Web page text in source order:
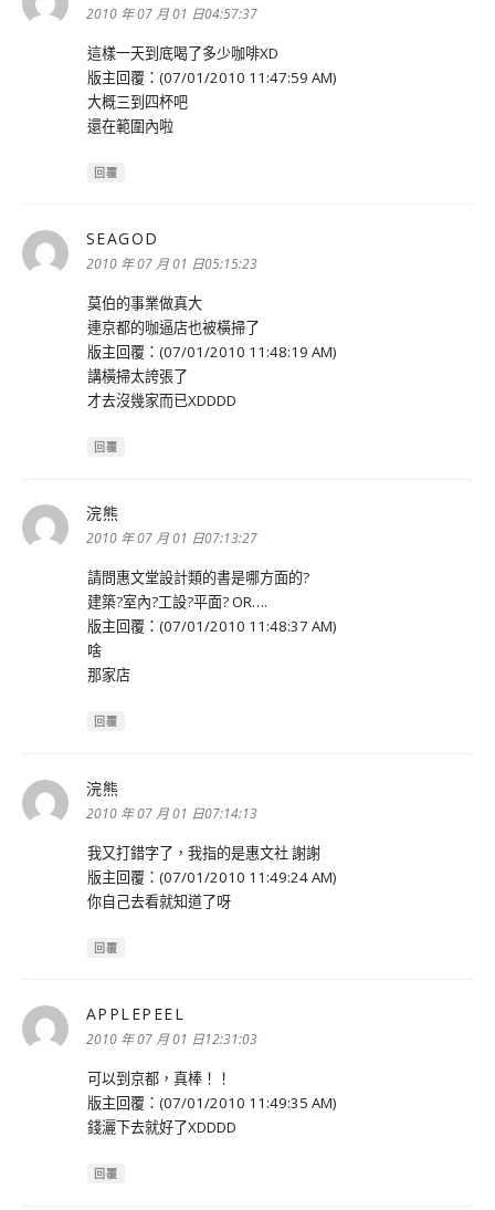
示:
2010 年 07 月 01 日04:57:37
這樣一天到底喝了多少咖啡XD
版主回覆：(07/01/2010 11:47:59 AM)
大概三到四杯吧
還在範圍內啦
回覆
SEAGOD
示:
2010 年 07 月 01 日05:15:23
莫伯的事業做真大
連京都的咖逼店也被橫掃了
版主回覆：(07/01/2010 11:48:19 AM)
講橫掃太誇張了
才去沒幾家而已XDDDD
回覆
浣熊
示:
2010 年 07 月 01 日07:13:27
請問惠文堂設計類的書是哪方面的?
建築?室內?工設?平面? OR….
版主回覆：(07/01/2010 11:48:37 AM)
啥
那家店
回覆
浣熊
示:
2010 年 07 月 01 日07:14:13
我又打錯字了，我指的是惠文社 謝謝
版主回覆：(07/01/2010 11:49:24 AM)
你自己去看就知道了呀
回覆
APPLEPEEL
示:
2010 年 07 月 01 日12:31:03
可以到京都，真棒！！
版主回覆：(07/01/2010 11:49:35 AM)
錢灑下去就好了XDDDD
回覆